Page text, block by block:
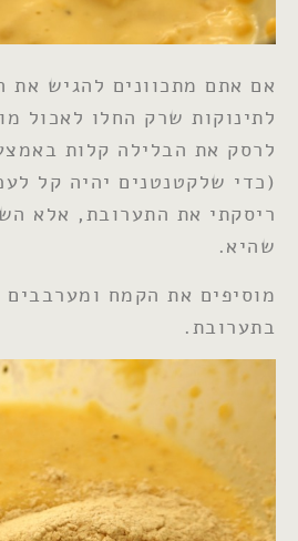
אם אתם מתכוונים להגיש את
לתינוקות שרק החלו לאכול
לרסק את הבלילה קלות
(כדי שלקטנטנים יהיה קל
ריסקתי את התערובת, אלא
שהיא.
מוסיפים את הקמח
בתערובת.